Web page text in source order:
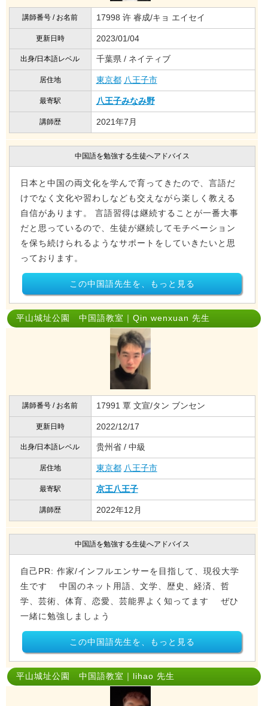
講師番号 / お名前 17998 许 睿成/キョ エイセイ
更新日時 2023/01/04
出身/日本語レベル 千葉県 / ネイティブ
居住地 東京都 八王子市
最寄駅 八王子みなみ野
講師歴 2021年7月
中国語を勉強する生徒へアドバイス
日本と中国の両文化を学んで育ってきたので、言語だ
けでなく文化や習わしなども交えながら楽しく教える
自信があります。 言語習得は継続することが一番大事
だと思っているので、生徒が継続してモチベーション
を保ち続けられるようなサポートをしていきたいと思
っております。
この中国語先生を、もっと見る
平山城址公園 中国語教室｜Qin wenxuan 先生
講師番号 / お名前 17991 覃 文宣/タン ブンセン
更新日時 2022/12/17
出身/日本語レベル 贵州省 / 中級
居住地 東京都 八王子市
最寄駅 京王八王子
講師歴 2022年12月
中国語を勉強する生徒へアドバイス
自己PR: 作家/インフルエンサーを目指して、現役大学
生です 中国のネット用語、文学、歴史、経済、哲
学、芸術、体育、恋愛、芸能界よく知ってます ぜひ
一緒に勉強しましょう
この中国語先生を、もっと見る
平山城址公園 中国語教室｜lihao 先生